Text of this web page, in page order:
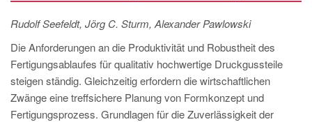
EN
MAGMA Südamerika, Brasilien
PT
Rudolf Seefeldt, Jörg C. Sturm, Alexander Pawlowski
Die Anforderungen an die Produktivität und Robustheit des
Fertigungsablaufes für qualitativ hochwertige Druckgussteile
steigen ständig. Gleichzeitig erfordern die wirtschaftlichen
Zwänge eine treffsichere Planung von Formkonzept und
Fertigungsprozess. Grundlagen für die Zuverlässigkeit der